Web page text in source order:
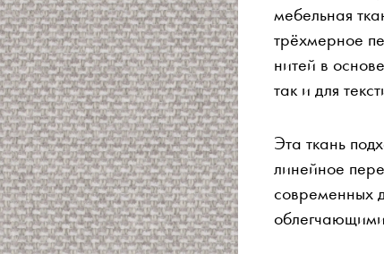
мебельная
трёхмерное
нитей в
так и для
Эта ткань
линейное
современных